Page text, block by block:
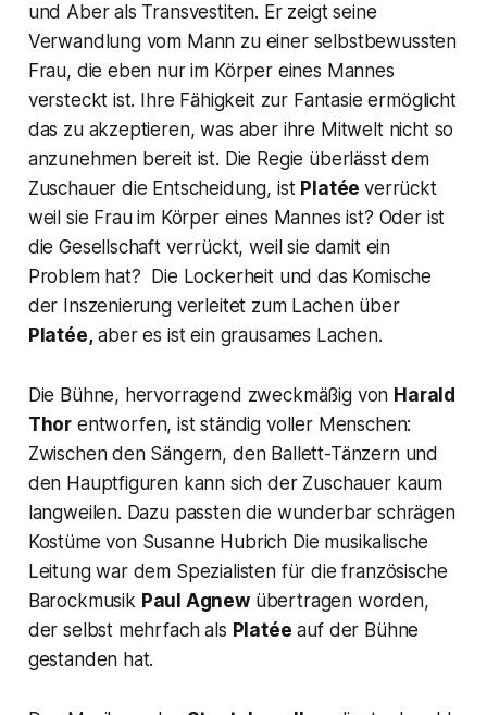
und Aber als Transvestiten. Er zeigt seine
Verwandlung vom Mann zu einer selbstbewussten
Frau, die eben nur im Körper eines Mannes
versteckt ist. Ihre Fähigkeit zur Fantasie ermöglicht
das zu akzeptieren, was aber ihre Mitwelt nicht so
anzunehmen bereit ist. Die Regie überlässt dem
Zuschauer die Entscheidung, ist Platée verrückt
weil sie Frau im Körper eines Mannes ist? Oder ist
die Gesellschaft verrückt, weil sie damit ein
Problem hat? Die Lockerheit und das Komische
der Inszenierung verleitet zum Lachen über
Platée,aber es ist ein grausames Lachen.
Die Bühne, hervorragend zweckmäßig von Harald
Thor entworfen, ist ständig voller Menschen:
Zwischen den Sängern, den Ballett-Tänzern und
den Hauptfiguren kann sich der Zuschauer kaum
langweilen. Dazu passten die wunderbar schrägen
Kostüme von Susanne Hubrich Die musikalische
Leitung war dem Spezialisten für die französische
Barockmusik Paul Agnewübertragen worden,
der selbst mehrfach als Platée auf der Bühne
gestanden hat.